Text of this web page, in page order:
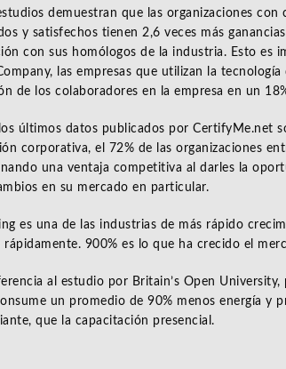
demuestran que las organizaciones con
y satisfechos tienen 2,6 veces más
con sus homólogos de la industria. Esto es
las empresas que utilizan la
de los colaboradores en la empresa en un
últimos datos publicados por CertifyMe.net
corporativa, el 72% de las organizaciones
una ventaja competitiva al darles la
en su mercado en particular.
es una de las industrias de más rápido
rápidamente. 900% es lo que ha crecido el
al estudio por Britain’s Open
un promedio de 90% menos energía y
que la capacitación presencial.